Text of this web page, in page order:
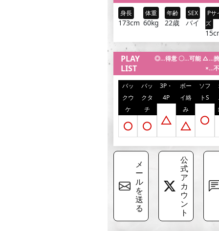
身長
173cm
体重
60kg
年齢
22歳
SEX
バイ
Pサ
ズ
PLAY
LIST
◎…得意 〇…可能 △…
×…
バッ
クウ
ケ
○
バッ
クタ
チ
○
3P・
4P
△
ボー
イ絡
み
△
ソフ
トS
○
メ
ー
ル
を
送
る
公
式
ア
カ
ウ
ン
ト